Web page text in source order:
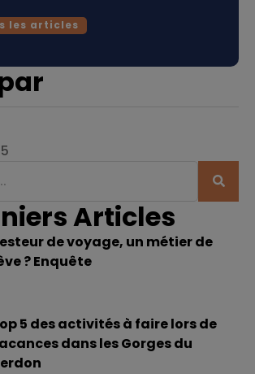
les articles
Articles
de voyage, un métier de
? Enquête
5 des activités à faire lors de
dans les Gorges du